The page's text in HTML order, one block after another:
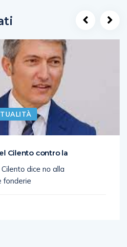
Cilento contro la
dice no alla
fonderie